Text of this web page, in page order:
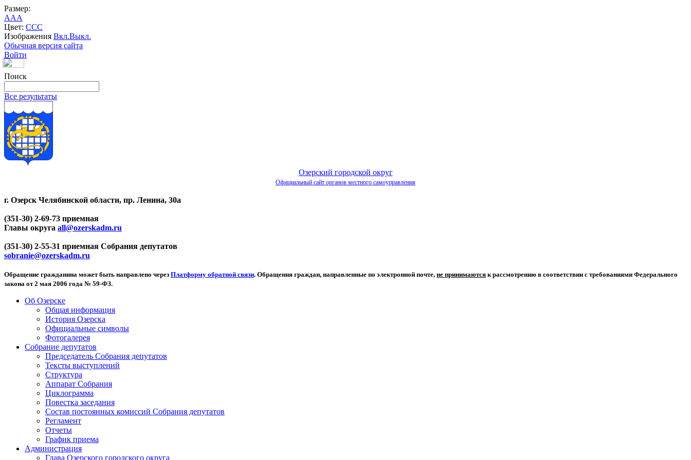
Размер:
AAA
Цвет: CCC
Изображения Вкл.Выкл.
Обычная версия сайта
Войти
Поиск
Все результаты
Озерский городской округ
Официальный сайт органов местного самоуправления
г. Озерск Челябинской области, пр. Ленина, 30а
(351-30) 2-69-73 приемная
Главы округа all@ozerskadm.ru
(351-30) 2-55-31 приемная Собрания депутатов
sobranie@ozerskadm.ru
Обращение гражданина может быть направлено через Платформу обратной связи. Обращения граждан, направленные по электронной почте, не принимаются к рассмотрению в соответствии с требованиями Федерального
закона от 2 мая 2006 года № 59-ФЗ.
Об Озерске
Общая информация
История Озерска
Официальные символы
Фотогалерея
Собрание депутатов
Председатель Собрания депутатов
Тексты выступлений
Структура
Аппарат Собрания
Циклограмма
Повестка заседания
Состав постоянных комиссий Собрания депутатов
Регламент
Отчеты
График приема
Администрация
Глава Озерского городского округа